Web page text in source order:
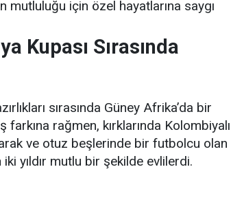
mutluluğu için özel hayatlarına saygı
Kupası Sırasında
sırasında Güney Afrika’da bir
farkına rağmen, kırklarında Kolombiyalı
ve otuz beşlerinde bir futbolcu olan
yıldır mutlu bir şekilde evlilerdi.